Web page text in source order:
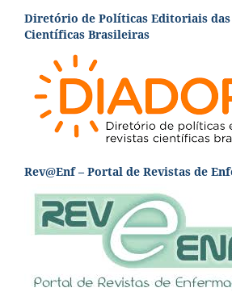
Diretório de Políticas Editoriais das
Científicas Brasileiras
Rev@Enf – Portal de Revistas de